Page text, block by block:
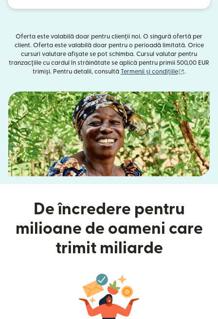
Oferta este valabilă doar pentru clienții noi. O singură ofertă per
client. Oferta este valabilă doar pentru o perioadă limitată. Orice
cursuri valutare afișate se pot schimba. Cursul valutar pentru
tranzacțiile cu cardul în străinătate se aplică pentru primii 500,00 EUR
trimiși. Pentru detalii, consultă Termenii și condițiile (se
.
De încredere pentru
milioane de oameni care
trimit miliarde